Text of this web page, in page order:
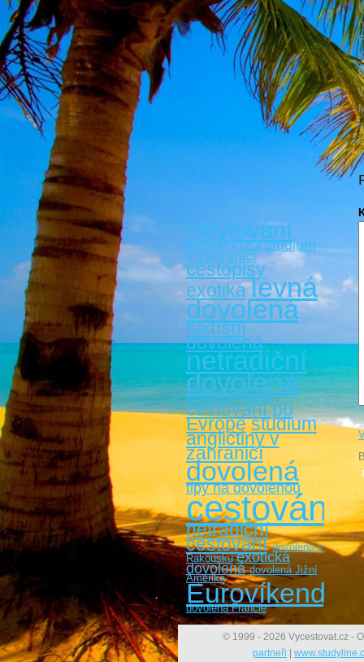
Ubytování
dovolená v USA studium
v zahraničí
cestopisy
exotika levná
dovolená
luxusní
dovolená
netradiční
dovolená
studium v Austrálii
cestovaní po
Evropě studium
angličtiny v
zahraničí
dovolená
tipy na dovolenou
cestování
netradiční
cestování dovolená v
Rakousku exotická
dovolená dovolená Jižní
Amerika
Eurovíkendy
dovolená Francie
© 1999 - 2026 Vycestovat.cz -
partneři